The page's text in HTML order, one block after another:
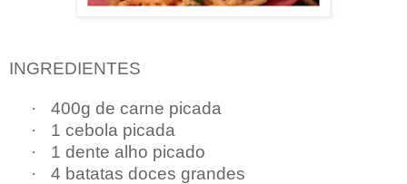
INGREDIENTES
·
400g de carne picada
·
1 cebola picada
·
1 dente alho picado
·
4 batatas doces grandes